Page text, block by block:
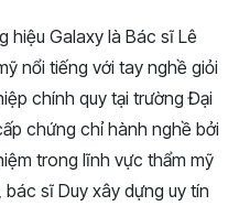
hiệu Galaxy là Bác sĩ Lê
nổi tiếng với tay nghề giỏi
chính quy tại trường Đại
chứng chỉ hành nghề bởi
trong lĩnh vực thẩm mỹ
sĩ Duy xây dựng uy tín